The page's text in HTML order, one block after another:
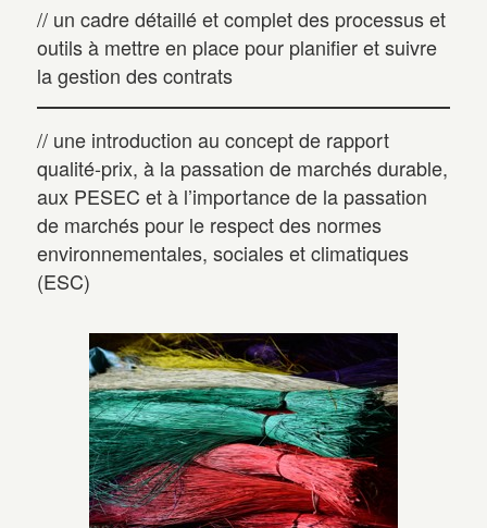
// un cadre détaillé et complet des processus et
outils à mettre en place pour planifier et suivre
la gestion des contrats
// une introduction au concept de rapport
qualité-prix, à la passation de marchés durable,
aux PESEC et à l’importance de la passation
de marchés pour le respect des normes
environnementales, sociales et climatiques
(ESC)